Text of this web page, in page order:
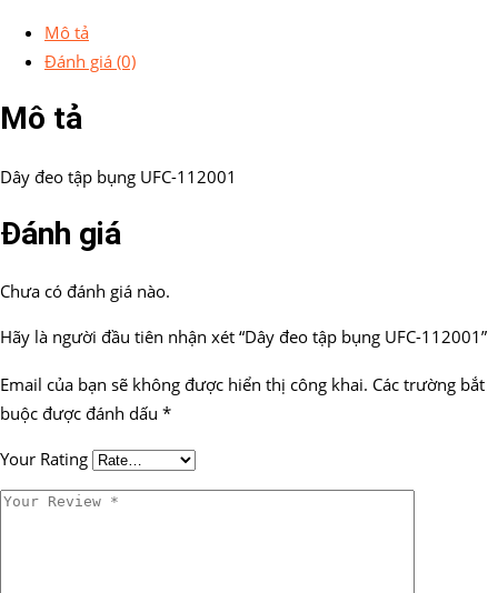
Mô tả
Đánh giá (0)
Mô tả
Dây đeo tập bụng UFC-112001
Đánh giá
Chưa có đánh giá nào.
Hãy là người đầu tiên nhận xét “Dây đeo tập bụng UFC-112001”
Email của bạn sẽ không được hiển thị công khai. Các trường bắt
buộc được đánh dấu *
Your Rating